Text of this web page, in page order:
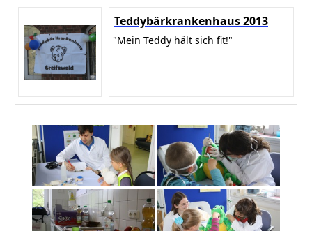
Teddybärkrankenhaus 2013
"Mein Teddy hält sich fit!"